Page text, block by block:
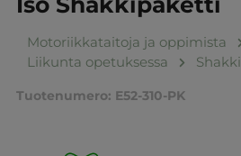
Motoriikkataitoja ja oppimista
Liikunta opetuksessa
Shakki
Tuotenumero: E52-310-PK